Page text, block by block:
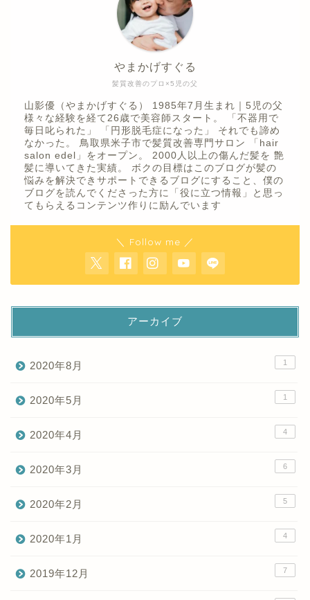
髪質改善のプロ×5児の父
やまかげすぐる
山影優（やまかげすぐる） 1985年7月生まれ｜5児の父
様々な経験を経て26歳で美容師スタート。 「不器用で
毎日叱られた」 「円形脱毛症になった」 それでも諦め
なかった。 鳥取県米子市で髪質改善専門サロン 「hair
salon edel」をオープン。 2000人以上の傷んだ髪を 艶
髪に導いてきた実績。 ボクの目標はこのブログが髪の
悩みを解決できサポートできるブログにすること、僕の
ブログを読んでくださった方に「役に立つ情報」と思っ
てもらえるコンテンツ作りに励んでいます
＼ Follow me ／
アーカイブ
2020年8月 1
2020年5月 1
2020年4月 4
2020年3月 6
2020年2月 5
2020年1月 4
2019年12月 7